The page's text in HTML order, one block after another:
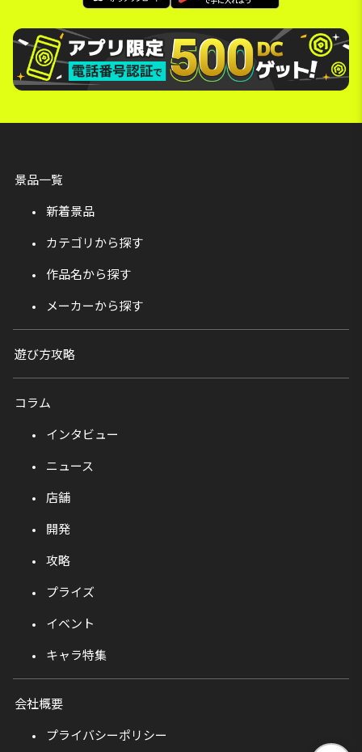
景品一覧
新着景品
カテゴリから探す
作品名から探す
メーカーから探す
遊び方攻略
コラム
インタビュー
ニュース
店舗
開発
攻略
プライズ
イベント
キャラ特集
会社概要
プライバシーポリシー